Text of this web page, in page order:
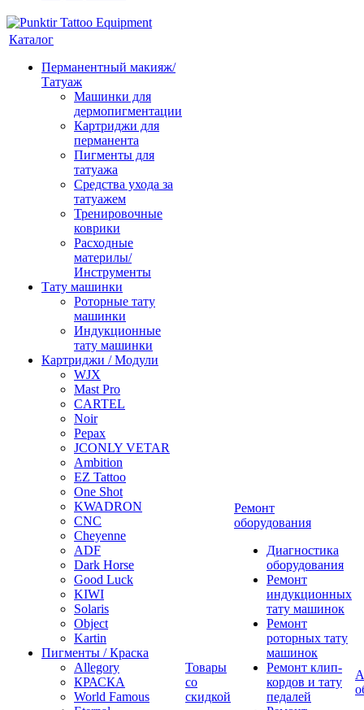
Каталог
Перманентный макияж/
Татуаж
Машинки для
дермопигментации
Картриджи для
перманента
Пигменты для
татуажа
Средства ухода за
татуажем
Тренировочные
коврики
Расходные
материлы/
Инструменты
Тату машинки
Роторные тату
машинки
Индукционные
тату машинки
Картриджи / Модули
WJX
Mast Pro
CARTEL
Noir
Pepax
JCONLY VETAR
Ambition
EZ Tattoo
One Shot
KWADRON
CNC
Cheyenne
ADF
Dark Horse
Good Luck
KIWI
Solaris
Object
Kartin
Пигменты / Краска
Allegory
КРАСКА
World Famous
Товары
со
скидкой
Ремонт
оборудования
Диагностика
оборудования
Ремонт
индукционных
тату машинок
Ремонт
роторных тату
машинок
Ремонт клип-
кордов и тату
педалей